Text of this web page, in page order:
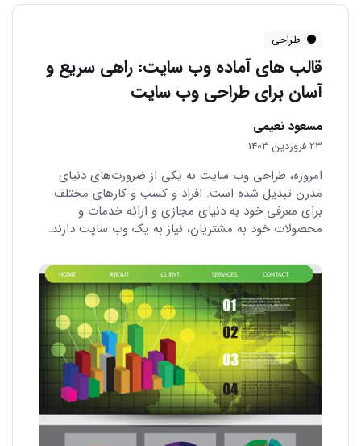
طراحی
قالب های آماده وب سایت: راهی سریع و
آسان برای طراحی وب سایت
مسعود نعیمی
23 فروردین 1403
امروزه، طراحی وب سایت به یکی از ضرورت‌های دنیای
مدرن تبدیل شده است. افراد و کسب و کارهای مختلف
برای معرفی خود به دنیای مجازی و ارائه خدمات و
محصولات خود به مشتریان، نیاز به یک وب سایت دارند.